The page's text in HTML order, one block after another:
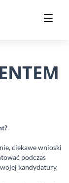
ciekawe wnioski
podczas
kandydatury.